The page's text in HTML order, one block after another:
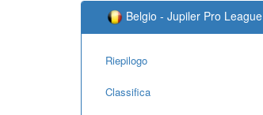
Belgio - Jupiler Pro League
Riepilogo
Classifica